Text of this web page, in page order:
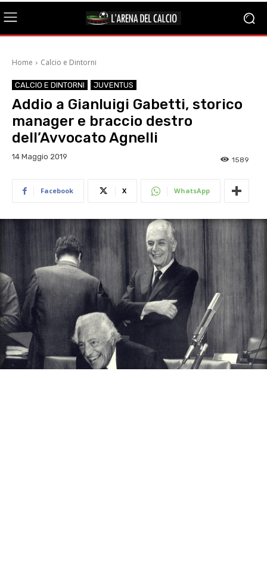
Home Calcio e Dintorni
CALCIO E DINTORNI JUVENTUS
Addio a Gianluigi Gabetti, storico
manager e braccio destro
dell’Avvocato Agnelli
14 Maggio 2019 1589
Facebook X WhatsApp